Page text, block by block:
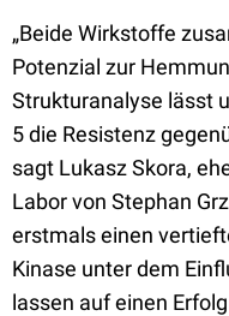
„Beide Wirkstoffe
Potenzial zur
Strukturanalyse lässt
5 die Resistenz
sagt Lukasz Skora,
Labor von Stephan
erstmals einen
Kinase unter dem
lassen auf einen